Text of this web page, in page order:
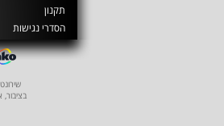
תקנון
הסדרי נגישות
בציבור,